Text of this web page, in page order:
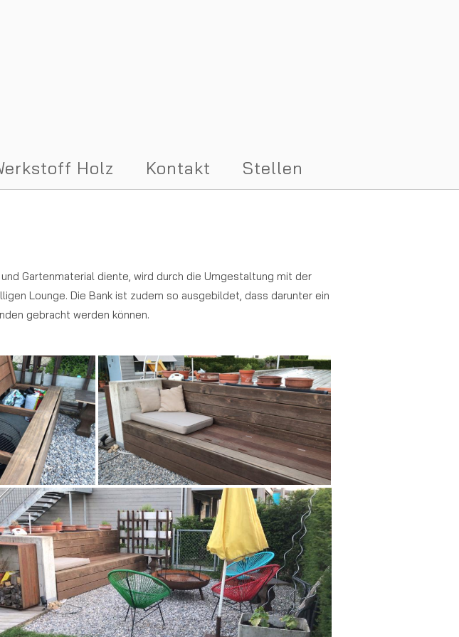
Holz Kontakt Stellen
Gartenmaterial diente, wird durch die Umgestaltung mit der
Lounge. Die Bank ist zudem so ausgebildet, dass darunter ein
gebracht werden können.